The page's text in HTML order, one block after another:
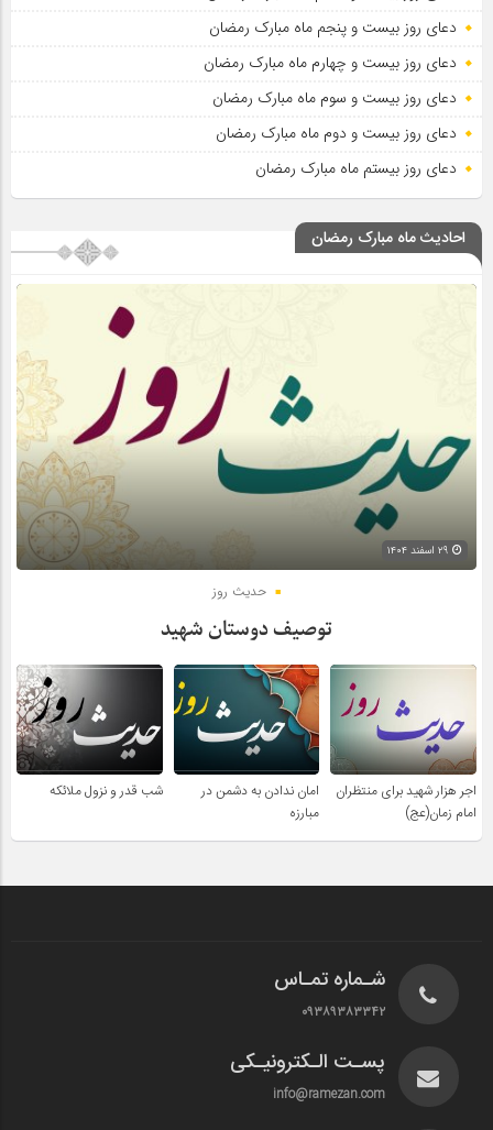
دعای روز بیست و پنجم ماه مبارک رمضان
دعای روز بیست و چهارم ماه مبارک رمضان
دعای روز بیست و سوم ماه مبارک رمضان
دعای روز بیست و دوم ماه مبارک رمضان
دعای روز بیستم ماه مبارک رمضان
احادیث ماه مبارک رمضان
حدیث روز
توصیف دوستان شهید
اجر هزار شهید برای منتظران
امام زمان(عج)
امان ندادن به دشمن در
مبارزه
شب قدر و نزول ملائکه
شـماره تمـاس
۰۹۳۸۹۳۸۳۳۴۲
پسـت الـکترونیـکی
info@ramezan.com